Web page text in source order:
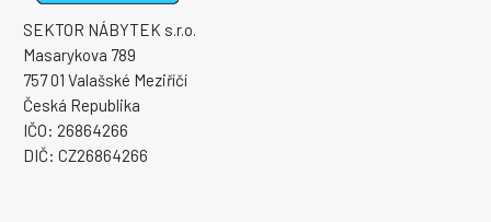
SEKTOR NÁBYTEK s.r.o.
Masarykova 789
757 01 Valašské Meziříčí
Česká Republika
IČO: 26864266
DIČ: CZ26864266